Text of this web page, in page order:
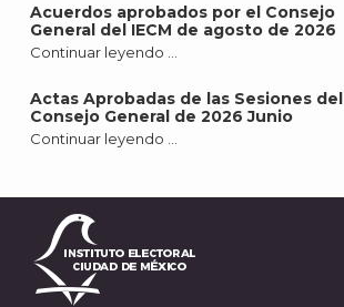
Acuerdos aprobados por el Consejo
General del IECM de agosto de 2026
Continuar leyendo …
Actas Aprobadas de las Sesiones del
Consejo General de 2026 Junio
Continuar leyendo …